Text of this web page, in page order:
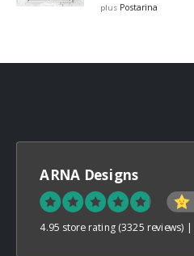
plus Postarina
ARNA Designs
4.95 store rating (3325 reviews) |